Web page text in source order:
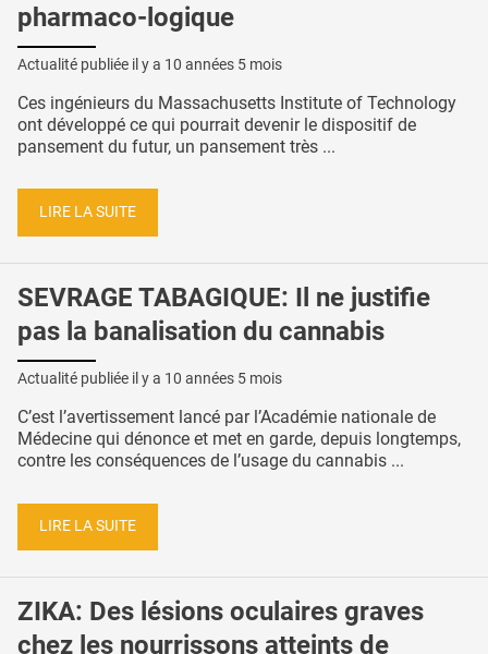
pharmaco-logique
Actualité publiée il y a 10 années 5 mois
Ces ingénieurs du Massachusetts Institute of Technology
ont développé ce qui pourrait devenir le dispositif de
pansement du futur, un pansement très ...
LIRE LA SUITE
SEVRAGE TABAGIQUE: Il ne justifie
pas la banalisation du cannabis
Actualité publiée il y a 10 années 5 mois
C’est l’avertissement lancé par l’Académie nationale de
Médecine qui dénonce et met en garde, depuis longtemps,
contre les conséquences de l’usage du cannabis ...
LIRE LA SUITE
ZIKA: Des lésions oculaires graves
chez les nourrissons atteints de